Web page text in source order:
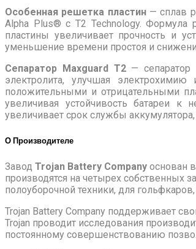
Особенная решетка пластин— сплав
Alpha Plus® с T2 Technology. Формула
пластины увеличивает прочность и
уменьшение времени простоя и
Сепаратор Maxguard T2— сепаратор
электролита, улучшая
положительными и отрицательными
увеличивая устойчивость батареи к
увеличивает срок службы
О Производителе
Завод Trojan Battery Company основан
производятся на четырех собственных
полоуборочной техники, для
Trojan Battery Company поддерживает
Trojan проводит исследования
постоянному совершенствованию